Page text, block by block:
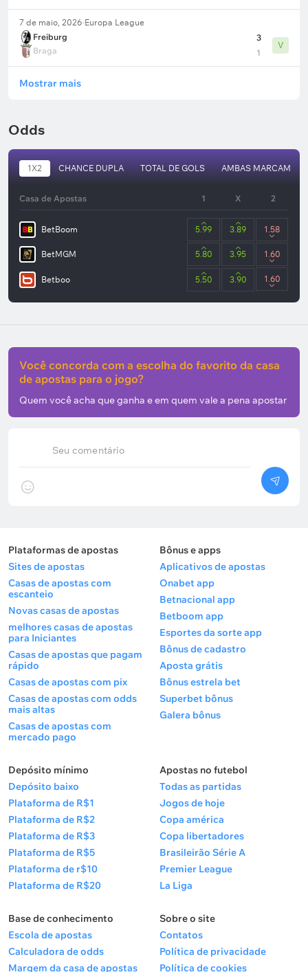
7 de maio, 2026 Europa League
Freiburg
Braga
3
1
V
Mostrar mais
Odds
1X2 CHANCE DUPLA TOTAL DE GOLS AMBAS MARCAM
Casa de Apostas 1 X 2
BetBoom 5.99 3.89 1.58
BetMGM 5.80 3.95 1.60
Betboo 5.50 3.90 1.60
Seu comentário
Você concorda com a escolha do favorito da casa
de apostas para o jogo?
Quem você acha que ganha e em quem vale a pena apostar
Plataformas de apostas
Sites de apostas
Casas de apostas com
escanteio
Novas casas de apostas
melhores casas de apostas
para Iniciantes
Casas de apostas que pagam
rápido
Casas de apostas com pix
Casas de apostas com odds
mais altas
Casas de apostas com
mercado pago
Bônus e apps
Aplicativos de apostas
Onabet app
Betnacional app
Betboom app
Esportes da sorte app
Bônus de cadastro
Aposta grátis
Bônus estrela bet
Superbet bônus
Galera bônus
Depósito mínimo
Depósito baixo
Plataforma de R$1
Plataforma de R$2
Plataforma de R$3
Plataforma de R$5
Plataforma de r$10
Plataforma de R$20
Apostas no futebol
Todas as partidas
Jogos de hoje
Copa américa
Copa libertadores
Brasileirão Série A
Premier League
La Liga
Base de conhecimento
Escola de apostas
Calculadora de odds
Margem da casa de apostas
Sobre o site
Contatos
Política de privacidade
Política de cookies